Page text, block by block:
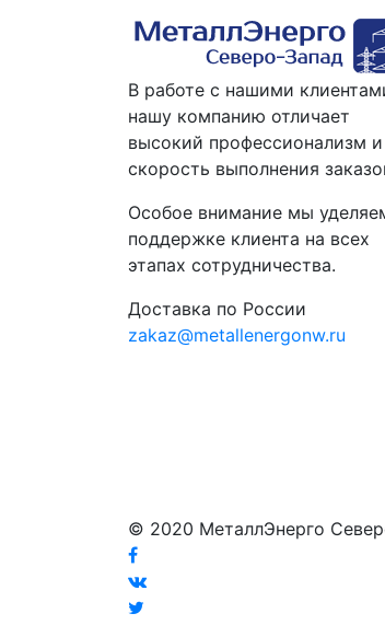
В работе с нашими
нашу компанию отличает
высокий профессионализм и
скорость выполнения
Особое внимание мы
поддержке клиента на всех
этапах сотрудничества.
Доставка по России
zakaz@metallenergonw.ru
© 2020 МеталлЭнерго